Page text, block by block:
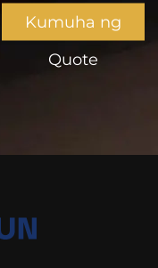
Kumuha ng
Quote